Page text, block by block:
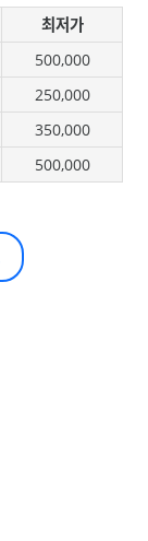
최저가
500,000
250,000
350,000
500,000